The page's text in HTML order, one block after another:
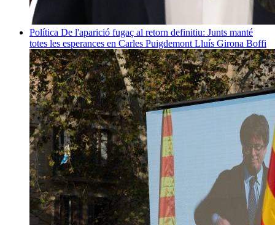
Política De l'aparició fugaç al retorn definitiu: Junts manté
totes les esperances en Carles Puigdemont Lluís Girona Boffi